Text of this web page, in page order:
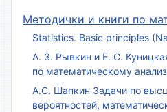
Методички и книги по
Statistics. Basic principles
А. З. Рывкин и Е. С.
по математическому
А.С. Шапкин Задачи по
вероятностей,